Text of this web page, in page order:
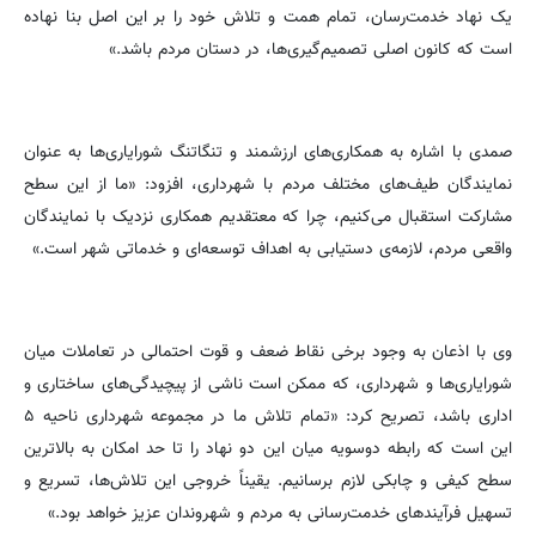
یک نهاد خدمت‌رسان، تمام همت و تلاش خود را بر این اصل بنا نهاده
است که کانون اصلی تصمیم‌گیری‌ها، در دستان مردم باشد.»
صمدی با اشاره به همکاری‌های ارزشمند و تنگاتنگ شورایاری‌ها به عنوان
نمایندگان طیف‌های مختلف مردم با شهرداری، افزود: «ما از این سطح
مشارکت استقبال می‌کنیم، چرا که معتقدیم همکاری نزدیک با نمایندگان
واقعی مردم، لازمه‌ی دستیابی به اهداف توسعه‌ای و خدماتی شهر است.»
وی با اذعان به وجود برخی نقاط ضعف و قوت احتمالی در تعاملات میان
شورایاری‌ها و شهرداری، که ممکن است ناشی از پیچیدگی‌های ساختاری و
اداری باشد، تصریح کرد: «تمام تلاش ما در مجموعه شهرداری ناحیه ۵
این است که رابطه دوسویه میان این دو نهاد را تا حد امکان به بالاترین
سطح کیفی و چابکی لازم برسانیم. یقیناً خروجی این تلاش‌ها، تسریع و
تسهیل فرآیندهای خدمت‌رسانی به مردم و شهروندان عزیز خواهد بود.»